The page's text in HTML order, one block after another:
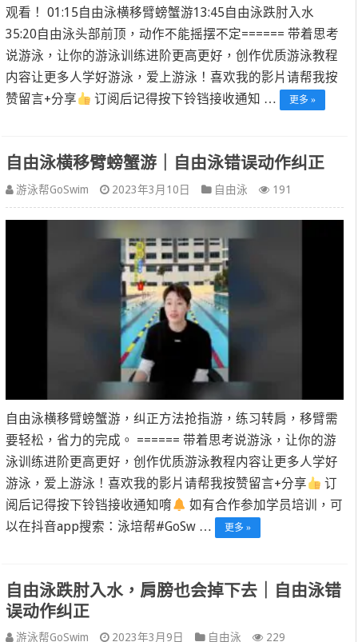
观看！ 01:15自由泳横移臂螃蟹游13:45自由泳跌肘入水
35:20自由泳头部前顶，动作不能摇摆不定====== 带着思考
说游泳，让你的游泳训练进阶更高更好，创作优质游泳教程
内容让更多人学好游泳，爱上游泳！喜欢我的影片请帮我按
赞留言+分享
订阅后记得按下铃铛接收通知 … 更多 »
自由泳横移臂螃蟹游｜自由泳错误动作纠正
游泳帮GoSwim 2023年3月10日 自由泳 191
自由泳横移臂螃蟹游，纠正方法抢指游，练习转肩，移臂需
要轻松，省力的完成。 ====== 带着思考说游泳，让你的游
泳训练进阶更高更好，创作优质游泳教程内容让更多人学好
游泳，爱上游泳！喜欢我的影片请帮我按赞留言+分享
订
阅后记得按下铃铛接收通知唷
如有合作参加学员培训，可
以在抖音app搜索：泳培帮#GoSw …
更多 »
自由泳跌肘入水，肩膀也会掉下去｜自由泳错
误动作纠正
游泳帮GoSwim 2023年3月9日 自由泳 229